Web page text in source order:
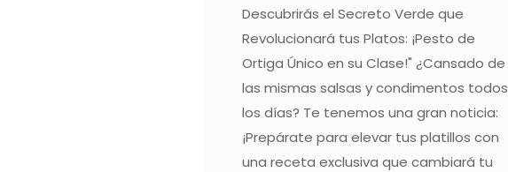
Descubrirás el Secreto Verde que
Revolucionará tus Platos: ¡Pesto de
Ortiga Único en su Clase!" ¿Cansado de
las mismas salsas y condimentos todos
los días? Te tenemos una gran noticia:
¡Prepárate para elevar tus platillos con
una receta exclusiva que cambiará tu